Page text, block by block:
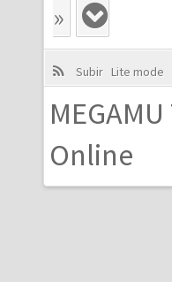
»
Subir Lite mode
Online